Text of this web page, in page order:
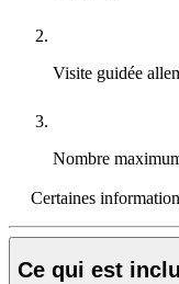
Visite guidée
Nombre
Certaines
Ce qui est